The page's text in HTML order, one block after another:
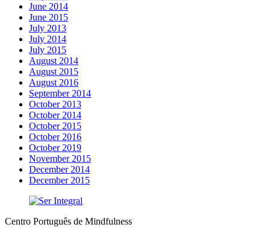
June 2014
June 2015
July 2013
July 2014
July 2015
August 2014
August 2015
August 2016
September 2014
October 2013
October 2014
October 2015
October 2016
October 2019
November 2015
December 2014
December 2015
Centro Português de Mindfulness